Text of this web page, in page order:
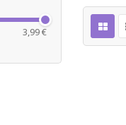
3,99 €